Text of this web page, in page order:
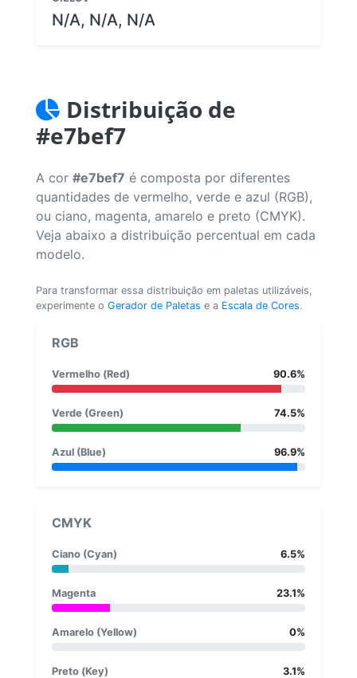
N/A, N/A, N/A
Distribuição de
#e7bef7
A cor #e7bef7 é composta por diferentes
quantidades de vermelho, verde e azul (RGB),
ou ciano, magenta, amarelo e preto (CMYK).
Veja abaixo a distribuição percentual em cada
modelo.
Para transformar essa distribuição em paletas utilizáveis,
experimente o Gerador de Paletas e a Escala de Cores.
RGB
Vermelho (Red) 90.6%
Verde (Green) 74.5%
Azul (Blue) 96.9%
CMYK
Ciano (Cyan) 6.5%
Magenta 23.1%
Amarelo (Yellow) 0%
Preto (Key) 3.1%